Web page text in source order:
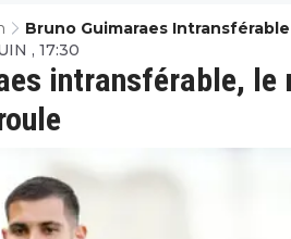
Bruno Guimaraes
Rêve D'Arsenal S'écroule
intransférable, le
, 17:30